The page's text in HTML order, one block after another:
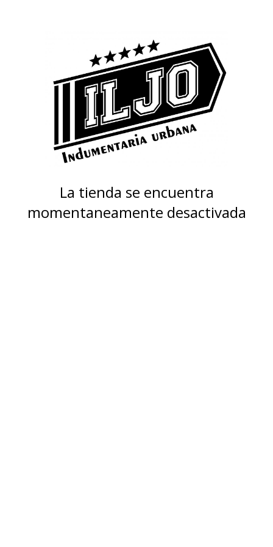
La tienda se encuentra
momentaneamente desactivada